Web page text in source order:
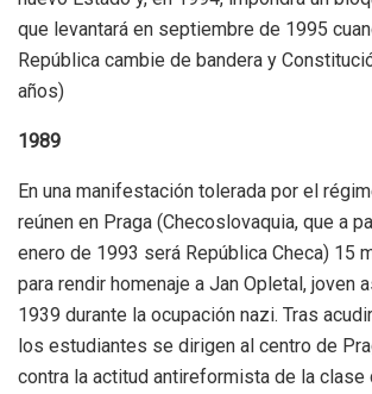
que levantará en septiembre de 1995
República cambie de bandera y
años)
1989
En una manifestación tolerada por el
reúnen en Praga (Checoslovaquia, que a
enero de 1993 será República Checa) 15
para rendir homenaje a Jan Opletal, joven
1939 durante la ocupación nazi. Tras
los estudiantes se dirigen al centro de
contra la actitud antireformista de la clase